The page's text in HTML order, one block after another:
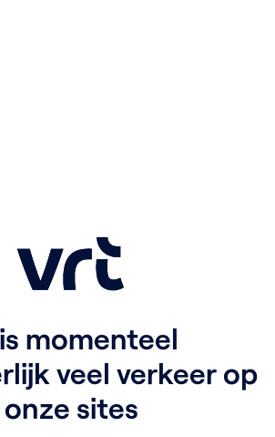
momenteel
veel verkeer op
onze sites